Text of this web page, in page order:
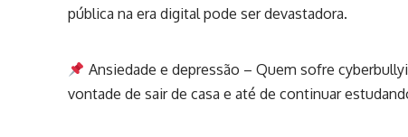
pública na era digital pode ser devastadora.
Ansiedade e depressão – Quem sofre
vontade de sair de casa e até de continuar